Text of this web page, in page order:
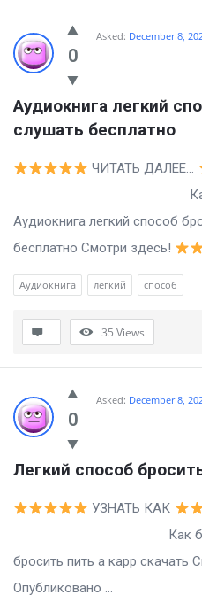
0
Asked: December 8,
Аудиокнига легкий
слушать бесплатно
ЧИТАТЬ ДАЛЕЕ…
Как
Аудиокнига легкий способ
бесплатно Смотри здесь!
Аудиокнига легкий способ
35 Views
0
Asked: December 8,
Легкий способ
УЗНАТЬ КАК
Как бросить
бросить пить а карр скачать
Опубликовано ...